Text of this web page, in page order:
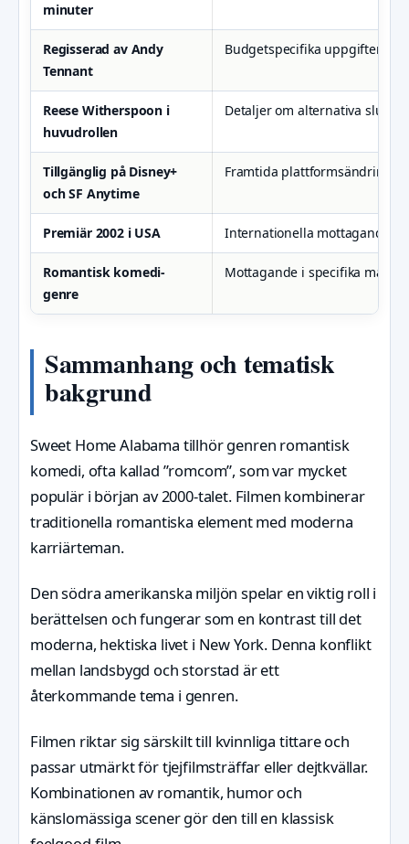
minuter
Regisserad av Andy
Tennant
Budgetspecifika uppgifter
Reese Witherspoon i
huvudrollen
Detaljer om alternativa slut
Tillgänglig på Disney+
och SF Anytime
Framtida plattformsändringar
Premiär 2002 i USA Internationella
Romantisk komedi-
genre
Mottagande i specifika
Sammanhang och tematisk
bakgrund
Sweet Home Alabama tillhör genren romantisk
komedi, ofta kallad ”romcom”, som var mycket
populär i början av 2000-talet. Filmen kombinerar
traditionella romantiska element med moderna
karriärteman.
Den södra amerikanska miljön spelar en viktig roll i
berättelsen och fungerar som en kontrast till det
moderna, hektiska livet i New York. Denna konflikt
mellan landsbygd och storstad är ett
återkommande tema i genren.
Filmen riktar sig särskilt till kvinnliga tittare och
passar utmärkt för tjejfilmsträffar eller dejtkvällar.
Kombinationen av romantik, humor och
känslomässiga scener gör den till en klassisk